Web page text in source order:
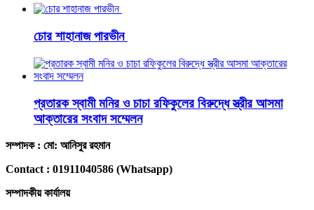
চোর শাহানাজ পারভীন
প্রতারক স্বামী মনির ও চাচা রফিকুলের বিরুদ্ধে স্ত্রীর আসমা
আক্তারের সংবাদ সম্মেলন
সম্পাদক : মো: আনিসুর রহমান
Contact : 01911040586 (Whatsapp)
সম্পাদকীয় কার্যালয়